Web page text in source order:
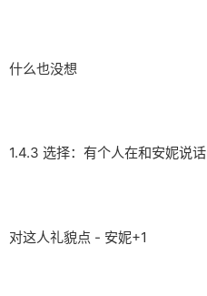
什么也没想
1.4.3 选择：有个人在和安妮说话
对这人礼貌点 - 安妮+1